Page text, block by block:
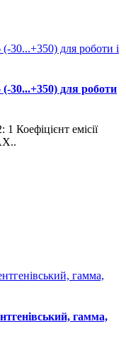
30...+350) для роботи
Коефіцієнт емісії
гамма,